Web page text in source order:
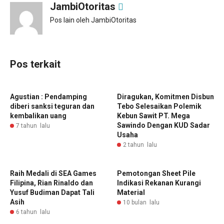
JambiOtoritas
Pos lain oleh JambiOtoritas
Pos terkait
Agustian : Pendamping
diberi sanksi teguran dan
kembalikan uang
7 tahun lalu
Diragukan, Komitmen Disbun
Tebo Selesaikan Polemik
Kebun Sawit PT. Mega
Sawindo Dengan KUD Sadar
Usaha
2 tahun lalu
Raih Medali di SEA Games
Filipina, Rian Rinaldo dan
Yusuf Budiman Dapat Tali
Asih
6 tahun lalu
Pemotongan Sheet Pile
Indikasi Rekanan Kurangi
Material
10 bulan lalu